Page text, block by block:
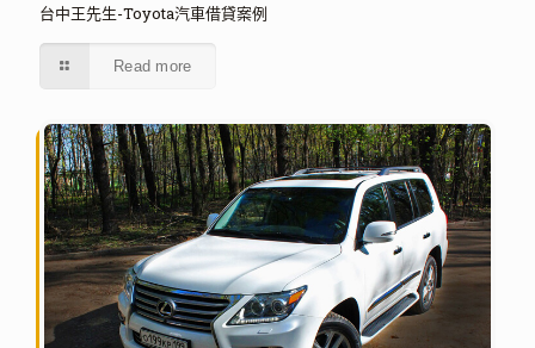
台中王先生-Toyota汽車借貸案例
Read more